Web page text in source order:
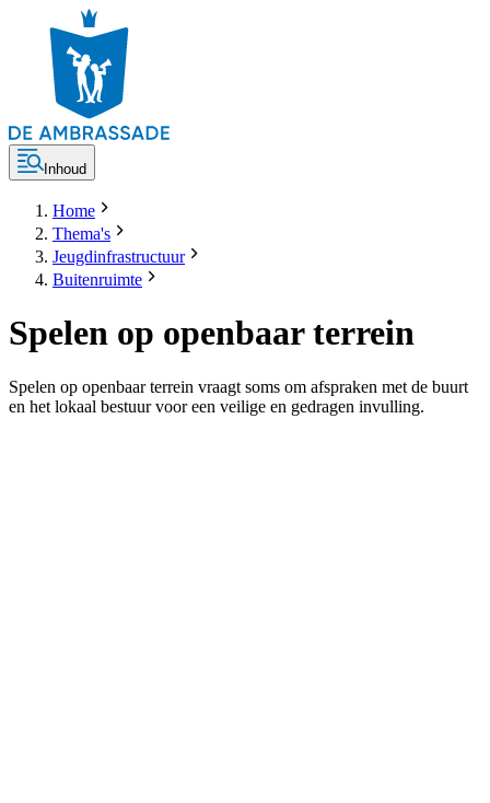
Inhoud
Home
Thema's
Jeugdinfrastructuur
Buitenruimte
Spelen op openbaar terrein
Spelen op openbaar terrein vraagt soms om afspraken met de buurt
en het lokaal bestuur voor een veilige en gedragen invulling.